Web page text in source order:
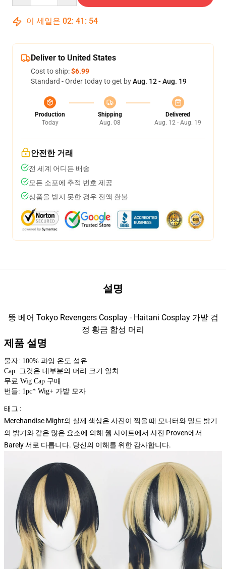
이 세일은 02: 41 : 53
Deliver to United States
Cost to ship:$6.99
Standard - Order today to get byAug. 12 - Aug. 19
Production
Today
Shipping
Aug. 08
Delivered
Aug. 12 - Aug. 19
안전한 거래
전 세계 어디든 배송
모든 소포에 추적 번호 제공
상품을 받지 못한 경우 전액 환불
설명
뚱 베어 Tokyo Revengers Cosplay - Haitani Cosplay 가발 검
정 황금 합성 머리
제품 설명
물자: 100% 과잉 온도 섬유
Cap: 그것은 대부분의 머리 크기 일치
무료 Wig Cap 구매
번들: 1pc* Wig+ 가발 모자
태그 :
Merchandise Might의 실제 색상은 사진이 찍을 때 모니터와 밀드 밝기
의 밝기와 같은 많은 요소에 의해 웹 사이트에서 사진 Proven에서
Barely 서로 다릅니다. 당신의 이해를 위한 감사합니다.